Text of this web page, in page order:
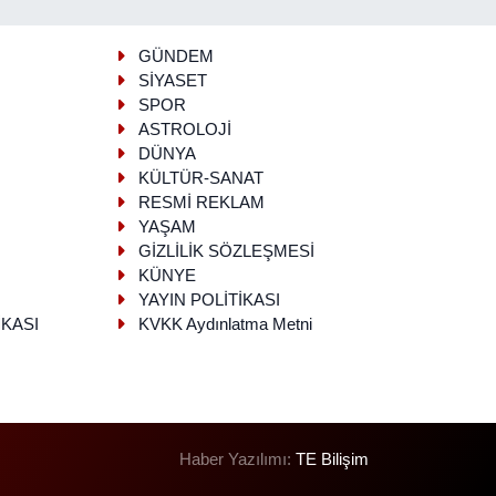
GÜNDEM
SİYASET
SPOR
ASTROLOJİ
DÜNYA
KÜLTÜR-SANAT
RESMİ REKLAM
YAŞAM
GİZLİLİK SÖZLEŞMESİ
KÜNYE
YAYIN POLİTİKASI
KVKK Aydınlatma Metni
Haber Yazılımı:TE Bilişim